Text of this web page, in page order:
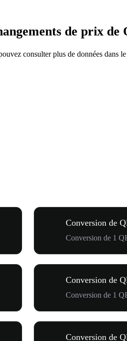
de prix de
consulter plus de données dans
Conversion de
Conversion de 1
Conversion de
Conversion de 1
Conversion de